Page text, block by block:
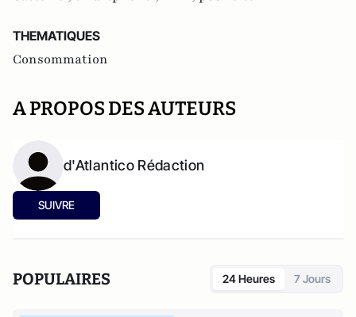
THEMATIQUES
Consommation
A PROPOS DES AUTEURS
d'Atlantico Rédaction
SUIVRE
POPULAIRES 24 Heures 7 Jours